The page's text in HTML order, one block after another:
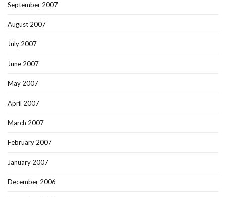
September 2007
August 2007
July 2007
June 2007
May 2007
April 2007
March 2007
February 2007
January 2007
December 2006